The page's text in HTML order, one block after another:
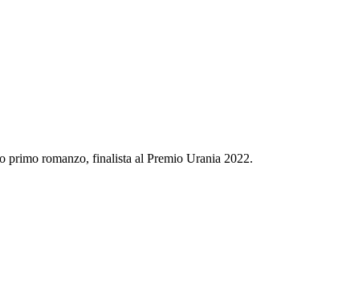
primo romanzo, finalista al Premio Urania 2022.